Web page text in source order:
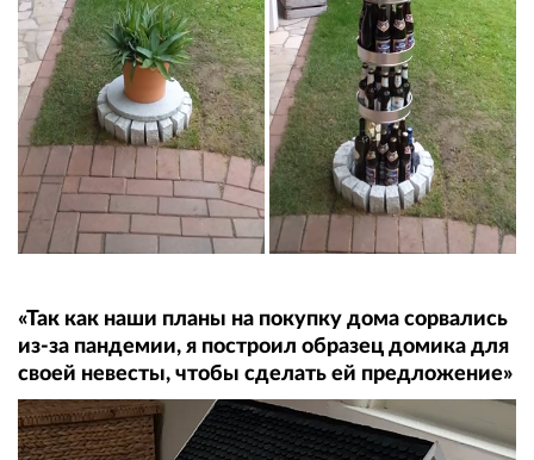
«Так как наши планы на покупку дома сорвались
из-за пандемии, я построил образец домика для
своей невесты, чтобы сделать ей предложение»